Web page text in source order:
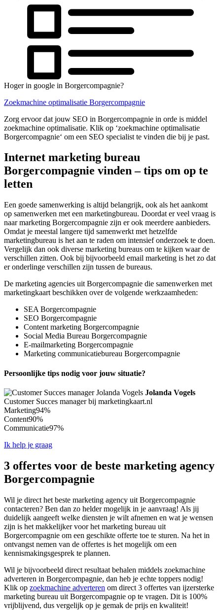
Hoger in google in Borgercompagnie?
Zoekmachine optimalisatie Borgercompagnie
Zorg ervoor dat jouw SEO in Borgercompagnie in orde is middel
zoekmachine optimalisatie. Klik op ‘zoekmachine optimalisatie
Borgercompagnie‘ om een SEO specialist te vinden die bij je past.
Internet marketing bureau
Borgercompagnie vinden – tips om op te
letten
Een goede samenwerking is altijd belangrijk, ook als het aankomt
op samenwerken met een marketingbureau. Doordat er veel vraag is
naar marketing Borgercompagnie zijn er ook meerdere aanbieders.
Omdat je meestal langere tijd samenwerkt met hetzelfde
marketingbureau is het aan te raden om intensief onderzoek te doen.
Vergelijk dan ook diverse marketing bureaus om te kijken waar de
verschillen zitten. Ook bij bijvoorbeeld email marketing is het zo dat
er onderlinge verschillen zijn tussen de bureaus.
De marketing agencies uit Borgercompagnie die samenwerken met
marketingkaart beschikken over de volgende werkzaamheden:
SEA Borgercompagnie
SEO Borgercompagnie
Content marketing Borgercompagnie
Social Media Bureau Borgercompagnie
E-mailmarketing Borgercompagnie
Marketing communicatiebureau Borgercompagnie
Persoonlijke tips nodig voor jouw situatie?
Jolanda Vogels
Customer Succes manager bij marketingkaart.nl
Marketing94%
Content90%
Communicatie97%
Ik help je graag
3 offertes voor de beste marketing agency
Borgercompagnie
Wil je direct het beste marketing agency uit Borgercompagnie
contacteren? Ben dan zo helder mogelijk in je aanvraag! Als jij
duidelijk aangeeft welke diensten je wilt afnemen en wat je wensen
zijn is het makkelijker voor het marketing bureau uit
Borgercompagnie om een geschikte offerte toe te sturen. Na het in
ontvangst nemen van de offertes is het mogelijk om een
kennismakingsgesprek te plannen.
Wil je bijvoorbeeld direct resultaat behalen middels zoekmachine
adverteren in Borgercompagnie, dan heb je echte toppers nodig!
Klik op zoekmachine adverteren om direct 3 offertes van ijzersterke
marketing bureau uit Borgercompagnie op te vragen. Dit is 100%
vrijblijvend, dus vergelijk op je gemak de prijs en kwaliteit!